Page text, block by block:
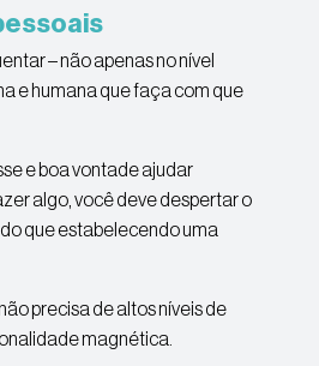
– não apenas no nível
e humana que faça com que
e boa vontade ajudar
algo, você deve despertar o
que estabelecendo uma
precisa de altos níveis de
magnética.